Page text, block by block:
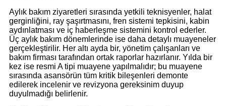
Aylık bakım ziyaretleri sırasında yetkili teknisyenler, halat
gerginliğini, ray şaşırtmasını, fren sistemi tepkisini, kabin
aydınlatması ve iç haberleşme sistemini kontrol ederler.
Üç aylık bakım dönemlerinde ise daha detaylı muayeneler
gerçekleştirilir. Her altı ayda bir, yönetim çalışanları ve
bakım firması tarafından ortak raporlar hazırlanır. Yılda bir
kez ise resmi A tipi muayene yapılmalıdır; bu muayene
sırasında asansörün tüm kritik bileşenleri demonte
edilerek incelenir ve revizyona gereksinim duyup
duyulmadığı belirlenir.